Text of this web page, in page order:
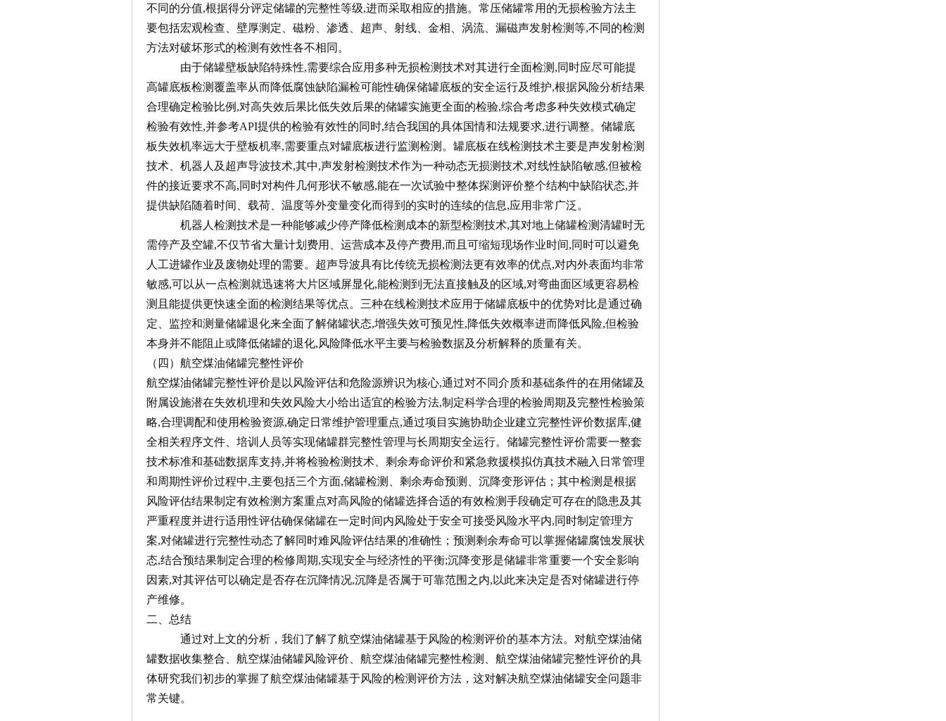
不同的分值,根据得分评定储罐的完整性等级,进而采取相应的措施。常压储罐常用的无损检验方法主
要包括宏观检查、壁厚测定、磁粉、渗透、超声、射线、金相、涡流、漏磁声发射检测等,不同的检测
方法对破坏形式的检测有效性各不相同。
由于储罐壁板缺陷特殊性,需要综合应用多种无损检测技术对其进行全面检测,同时应尽可能提
高罐底板检测覆盖率从而降低腐蚀缺陷漏检可能性确保储罐底板的安全运行及维护,根据风险分析结果
合理确定检验比例,对高失效后果比低失效后果的储罐实施更全面的检验,综合考虑多种失效模式确定
检验有效性,并参考API提供的检验有效性的同时,结合我国的具体国情和法规要求,进行调整。储罐底
板失效机率远大于壁板机率,需要重点对罐底板进行监测检测。罐底板在线检测技术主要是声发射检测
技术、机器人及超声导波技术,其中,声发射检测技术作为一种动态无损测技术,对线性缺陷敏感,但被检
件的接近要求不高,同时对构件几何形状不敏感,能在一次试验中整体探测评价整个结构中缺陷状态,并
提供缺陷随着时间、载荷、温度等外变量变化而得到的实时的连续的信息,应用非常广泛。
机器人检测技术是一种能够减少停产降低检测成本的新型检测技术,其对地上储罐检测清罐时无
需停产及空罐,不仅节省大量计划费用、运营成本及停产费用,而且可缩短现场作业时间,同时可以避免
人工进罐作业及废物处理的需要。超声导波具有比传统无损检测法更有效率的优点,对内外表面均非常
敏感,可以从一点检测就迅速将大片区域屏显化,能检测到无法直接触及的区域,对弯曲面区域更容易检
测且能提供更快速全面的检测结果等优点。三种在线检测技术应用于储罐底板中的优势对比是通过确
定、监控和测量储罐退化来全面了解储罐状态,增强失效可预见性,降低失效概率进而降低风险,但检验
本身并不能阻止或降低储罐的退化,风险降低水平主要与检验数据及分析解释的质量有关。
（四）航空煤油储罐完整性评价
航空煤油储罐完整性评价是以风险评估和危险源辨识为核心,通过对不同介质和基础条件的在用储罐及
附属设施潜在失效机理和失效风险大小给出适宜的检验方法,制定科学合理的检验周期及完整性检验策
略,合理调配和使用检验资源,确定日常维护管理重点,通过项目实施协助企业建立完整性评价数据库,健
全相关程序文件、培训人员等实现储罐群完整性管理与长周期安全运行。储罐完整性评价需要一整套
技术标准和基础数据库支持,并将检验检测技术、剩余寿命评价和紧急救援模拟仿真技术融入日常管理
和周期性评价过程中,主要包括三个方面,储罐检测、剩余寿命预测、沉降变形评估；其中检测是根据
风险评估结果制定有效检测方案重点对高风险的储罐选择合适的有效检测手段确定可存在的隐患及其
严重程度并进行适用性评估确保储罐在一定时间内风险处于安全可接受风险水平内,同时制定管理方
案,对储罐进行完整性动态了解同时难风险评估结果的准确性；预测剩余寿命可以掌握储罐腐蚀发展状
态,结合预结果制定合理的检修周期,实现安全与经济性的平衡;沉降变形是储罐非常重要一个安全影响
因素,对其评估可以确定是否存在沉降情况,沉降是否属于可靠范围之内,以此来决定是否对储罐进行停
产维修。
二、总结
通过对上文的分析，我们了解了航空煤油储罐基于风险的检测评价的基本方法。对航空煤油储
罐数据收集整合、航空煤油储罐风险评价、航空煤油储罐完整性检测、航空煤油储罐完整性评价的具
体研究我们初步的掌握了航空煤油储罐基于风险的检测评价方法，这对解决航空煤油储罐安全问题非
常关键。